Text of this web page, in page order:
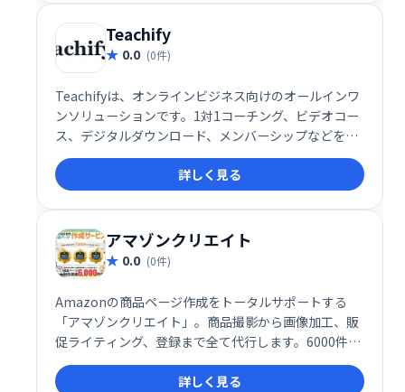
Teachify
0.0 (0件)
Teachifyは、オンラインビジネス向けのオールインワ
ンソリューションです。1対1コーチング、ビデオコー
ス、デジタルダウンロード、メンバーシップなどを、
簡単に管理・販売できます。堅牢で洗練されたシステ
ムを、手頃な価格で提供。あなたの才能を収益化し、
ビジネスを成長させましょう！
詳しく見る
アマゾンクリエイト
0.0 (0件)
Amazonの商品ページ作成をトータルサポートする
「アマゾンクリエイト」。商品撮影から画像加工、販
促ライティング、登録まで全て代行します。6000件以
上の制作実績で、Amazonでの販売を強力に支援しま
す。売上アップを目指すなら、ぜひご相談ください！
詳しく見る